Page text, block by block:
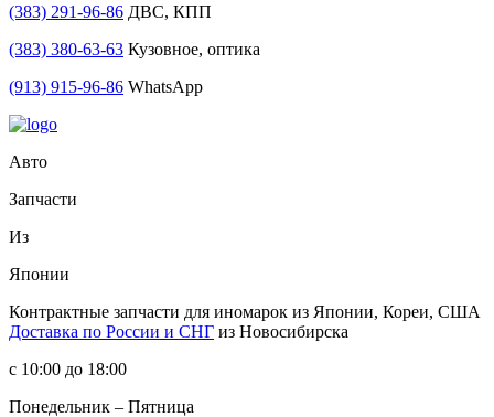
(383) 291-96-86 ДВС, КПП
(383) 380-63-63 Кузовное, оптика
(913) 915-96-86 WhatsApp
Авто
Запчасти
Из
Японии
Контрактные запчасти для иномарок из Японии, Кореи, США
Доставка по России и СНГ из Новосибирска
с 10:00 до 18:00
Понедельник – Пятница